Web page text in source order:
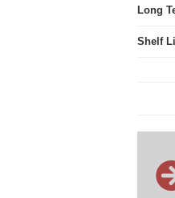
Long
Shelf